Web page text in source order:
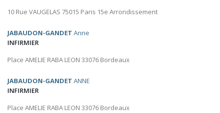
10 Rue VAUGELAS 75015 Paris 15e Arrondissement
JABAUDON-GANDET Anne
INFIRMIER
Place AMELIE RABA LEON 33076 Bordeaux
JABAUDON-GANDET ANNE
INFIRMIER
Place AMELIE RABA LEON 33076 Bordeaux